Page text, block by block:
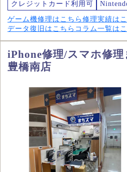
クレジットカード利用可
ゲーム機修理はこちら 修理実績は
データ復旧はこちら コラム一覧は
iPhone修理/スマホ修
豊橋南店